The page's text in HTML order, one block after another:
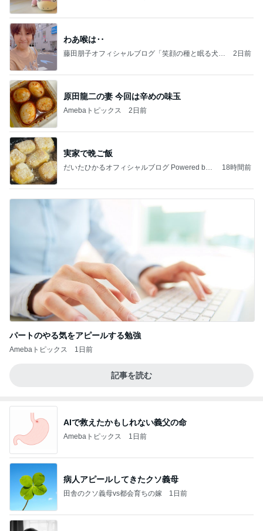
わあ喉は‥
藤田朋子オフィシャルブログ「笑顔の種と眠る犬」
2日前
原田龍二の妻 今回は辛めの味玉
Amebaトピックス 2日前
実家で晩ご飯
だいたひかるオフィシャルブログ Powered by
18時間前
パートのやる気をアピールする勉強
Amebaトピックス 1日前
記事を読む
AIで救えたかもしれない義父の命
Amebaトピックス 1日前
病人アピールしてきたクソ義母
田舎のクソ義母vs都会育ちの嫁 1日前